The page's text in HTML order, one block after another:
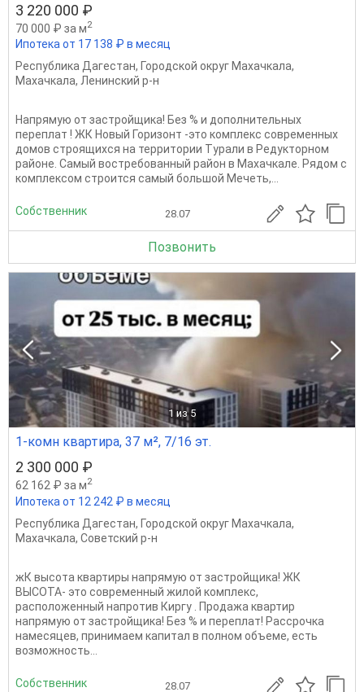
3 220 000 ₽
70 000 ₽ за м2
Ипотека от 17 138 ₽ в месяц
Республика Дагестан, Городской округ Махачкала,
Махачкала, Ленинский р-н
Напрямую от застройщика! Без % и дополнительных
переплат ! ЖК Новый Горизонт -это комплекс современных
домов строящихся на территории Турали в Редукторном
районе. Самый востребованный район в Махачкале. Рядом с
комплексом строится самый большой Мечеть,...
Собственник 28.07
Позвонить
1 из 5
1-комн квартира, 37 м², 7/16 эт.
2 300 000 ₽
62 162 ₽ за м2
Ипотека от 12 242 ₽ в месяц
Республика Дагестан, Городской округ Махачкала,
Махачкала, Советский р-н
жК высота квартиры напрямую от застройщика! ЖК
ВЫСОТА- это современный жилой комплекс,
расположенный напротив Киргу . Продажа квартир
напрямую от застройщика! Без % и переплат! Рассрочка
намесяцев, принимаем капитал в полном объеме, есть
возможность...
Собственник 28.07